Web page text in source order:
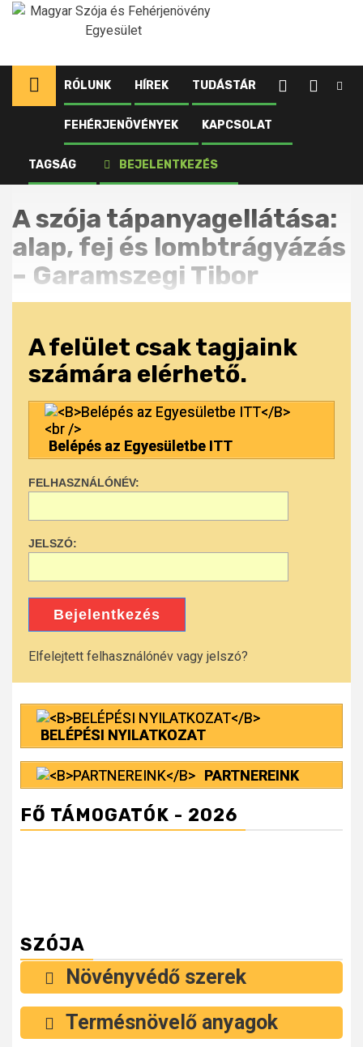
Ugrás
RÓLUNK HÍREK TUDÁSTÁR
FEHÉRJENÖVÉNYEK KAPCSOLAT
TAGSÁG BEJELENTKEZÉS
Kezdőlap
– Garamszegi Tibor
A szója tápanyagellátása:
alap, fej és lombtrágyázás
– Garamszegi Tibor
A felület csak tagjaink
számára elérhető.
Belépés az Egyesületbe ITT
FELHASZNÁLÓNÉV:
JELSZÓ:
Bejelentkezés
Elfelejtett felhasználónév vagy jelszó?
BELÉPÉSI NYILATKOZAT
PARTNEREINK
FŐ TÁMOGATÓK - 2026
SZÓJA
Növényvédő szerek
Termésnövelő anyagok